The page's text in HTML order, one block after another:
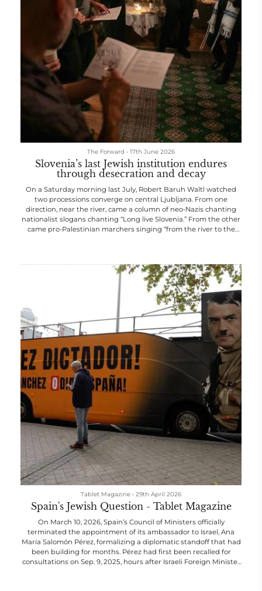
The Forward • 17th June 2026
Slovenia’s last Jewish institution endures
through desecration and decay
On a Saturday morning last July, Robert Baruh Waltl watched
two processions converge on central Ljubljana. From one
direction, near the river, came a column of neo-Nazis chanting
nationalist slogans chanting “Long live Slovenia.” From the other
came pro-Palestinian marchers singing “from the river to the
demonstrations at the same time,” he told me over a video call
from his office. “Far right from one side, far left from the ot...
Tablet Magazine • 29th April 2026
Spain's Jewish Question - Tablet Magazine
On March 10, 2026, Spain’s Council of Ministers officially
terminated the appointment of its ambassador to Israel, Ana
María Salomón Pérez, formalizing a diplomatic standoff that had
been building for months. Pérez had first been recalled for
consultations on Sep. 9, 2025, hours after Israeli Foreign Minister